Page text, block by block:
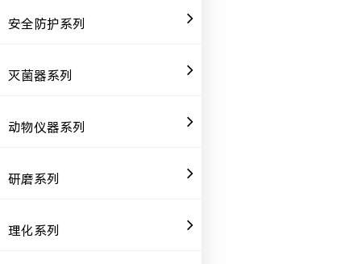
安全防护系列
灭菌器系列
动物仪器系列
研磨系列
理化系列